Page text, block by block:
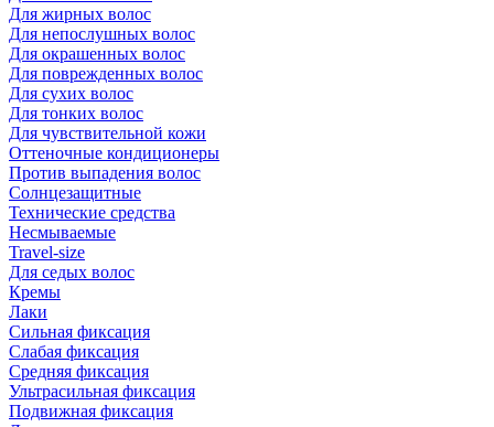
Для жирных волос
Для непослушных волос
Для окрашенных волос
Для поврежденных волос
Для сухих волос
Для тонких волос
Для чувствительной кожи
Оттеночные кондиционеры
Против выпадения волос
Солнцезащитные
Технические средства
Несмываемые
Travel-size
Для седых волос
Кремы
Лаки
Сильная фиксация
Слабая фиксация
Средняя фиксация
Ультрасильная фиксация
Подвижная фиксация